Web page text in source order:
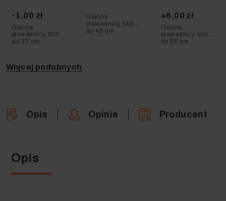
-1,00 zł
Osłona
prowadnicy Stihl
do 37 cm
Osłona
prowadnicy Stihl
do 45 cm
+6,00 zł
Osłona
prowadnicy Stihl
do 55 cm
Więcej podobnych
Opis Opinie Producent
Opis